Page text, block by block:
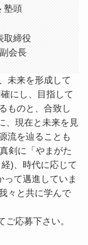
塾頭
取締役
会長
未来を形成して
にし、目指して
ものと、合致し
、現在と未来を見
流を辿ることも
剣に「やまがた
)、時代に応じて
て邁進していま
々と共に学んで
応募下さい。